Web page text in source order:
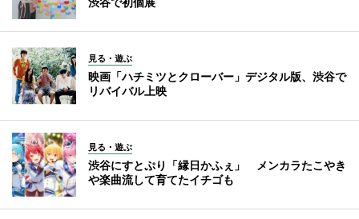
見る・遊ぶ
映画「ハチミツとクローバー」デジタル版、渋谷で
リバイバル上映
見る・遊ぶ
渋谷にすとぷり「縁日かふぇ」 メンカラたこやき
や楽曲流して育てたイチゴも